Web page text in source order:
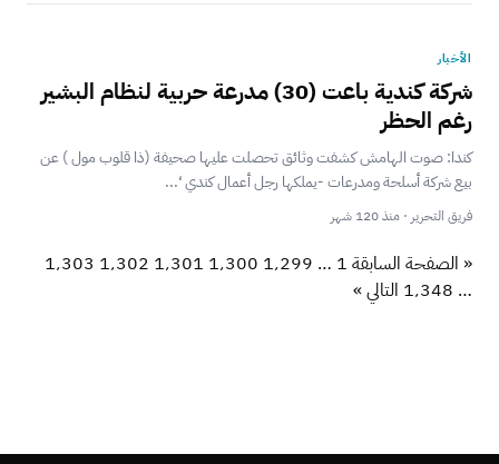
الأخبار
شركة كندية باعت (30) مدرعة حربية لنظام البشير
رغم الحظر
‎كندا: صوت الهامش كشفت وثائق تحصلت عليها صحيفة (ذا قلوب مول ) عن
بيع شركة أسلحة ومدرعات -يملكها رجل أعمال كندي ‘...
فريق التحرير · منذ 120 شهر
« الصفحة السابقة 1
… 1٬299 1٬300 1٬301 1٬302 1٬303
… 1٬348 التالي »